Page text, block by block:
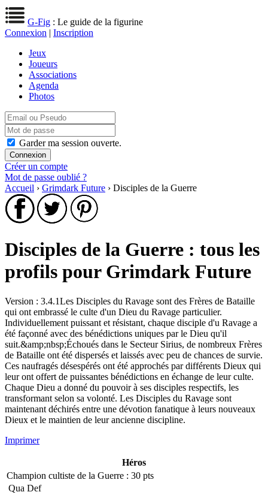
G-Fig : Le guide de la figurine
Connexion | Inscription
Jeux
Joueurs
Associations
Agenda
Photos
Garder ma session ouverte.
Créer un compte
Mot de passe oublié ?
Accueil › Grimdark Future › Disciples de la Guerre
Disciples de la Guerre : tous les
profils pour Grimdark Future
Version : 3.4.1Les Disciples du Ravage sont des Frères de Bataille
qui ont embrassé le culte d'un Dieu du Ravage particulier.
Individuellement puissant et résistant, chaque disciple d'u Ravage a
été façonné avec des bénédictions uniques par le Dieu qu'il
suit.&amp;nbsp;Échoués dans le Secteur Sirius, de nombreux Frères
de Bataille ont été dispersés et laissés avec peu de chances de survie.
Ces naufragés désespérés ont été approchés par différents Dieux qui
leur ont offert de puissantes bénédictions en échange de leur culte.
Chaque Dieu a donné du pouvoir à ses disciples respectifs, les
transformant selon sa volonté. Les Disciples du Ravage sont
maintenant déchirés entre une dévotion fanatique à leurs nouveaux
Dieux et le maintien de leur ancienne discipline.
Imprimer
Héros
Champion cultiste de la Guerre : 30 pts
Qua Def